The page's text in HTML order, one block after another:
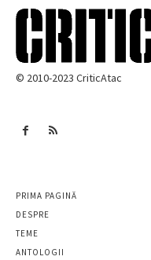
© 2010-2023 CriticAtac
PRIMA PAGINĂ
DESPRE
TEME
ANTOLOGII